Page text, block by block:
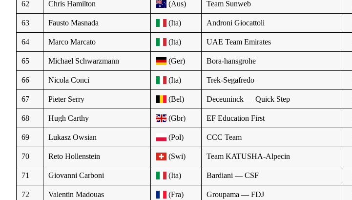
62 Chris Hamilton (Aus) Team Sunweb
63 Fausto Masnada (Ita) Androni Giocattoli
64 Marco Marcato (Ita) UAE Team Emirates
65 Michael Schwarzmann (Ger) Bora-hansgrohe
66 Nicola Conci (Ita) Trek-Segafredo
67 Pieter Serry (Bel) Deceuninck — Quick Step
68 Hugh Carthy (Gbr) EF Education First
69 Lukasz Owsian (Pol) CCC Team
70 Reto Hollenstein (Swi) Team KATUSHA-Alpecin
71 Giovanni Carboni (Ita) Bardiani — CSF
72 Valentin Madouas (Fra) Groupama — FDJ